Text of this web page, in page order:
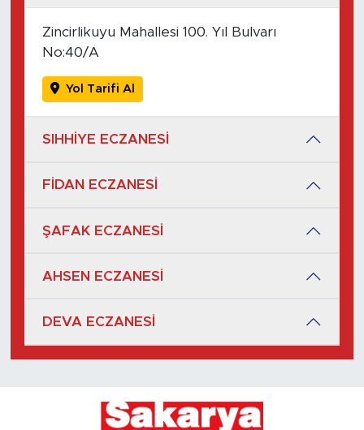
Zincirlikuyu Mahallesi 100. Yıl Bulvarı
No:40/A
Yol Tarifi Al
SIHHİYE ECZANESİ
FİDAN ECZANESİ
ŞAFAK ECZANESİ
AHSEN ECZANESİ
DEVA ECZANESİ